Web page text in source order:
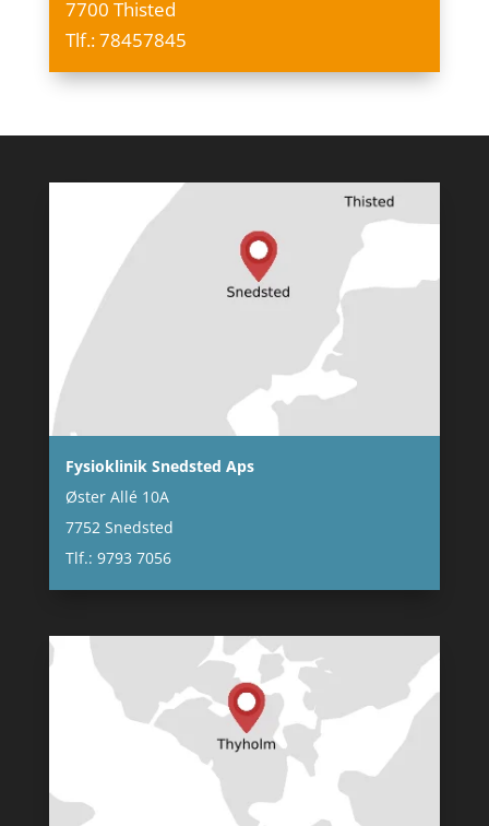
7700 Thisted
Tlf.: 78457845
Fysioklinik Snedsted Aps
Øster Allé 10A
7752 Snedsted
Tlf.: 9793 7056